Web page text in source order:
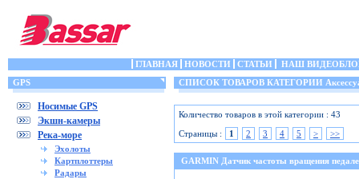
ГЛАВНАЯ НОВОСТИ СТАТЬИ
НАШ
GPS
Носимые GPS
Экшн-камеры
Река-море
Эхолоты
Картплоттеры
Радары
СПИСОК ТОВАРОВ КАТЕГОРИИ
Количество товаров в этой категории : 43
Страницы :
1 2 3 4 5 > >>
GARMIN Датчик частоты вращения